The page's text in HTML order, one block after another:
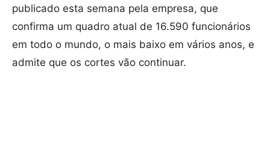
publicado esta semana pela empresa, que
confirma um quadro atual de 16.590 funcionários
em todo o mundo, o mais baixo em vários anos, e
admite que os cortes vão continuar.